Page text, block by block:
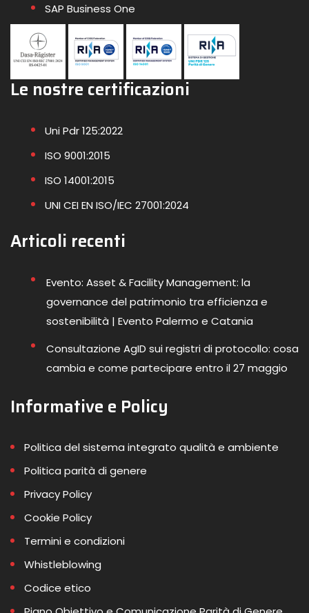
SAP Business One
Le nostre certificazioni
Uni Pdr 125:2022
ISO 9001:2015
ISO 14001:2015
UNI CEI EN ISO/IEC 27001:2024
Articoli recenti
Evento: Asset & Facility Management: la
governance del patrimonio tra efficienza e
sostenibilità | Evento Palermo e Catania
Consultazione AgID sui registri di protocollo: cosa
cambia e come partecipare entro il 27 maggio
Informative e Policy
Politica del sistema integrato qualità e ambiente
Politica parità di genere
Privacy Policy
Cookie Policy
Termini e condizioni
Whistleblowing
Codice etico